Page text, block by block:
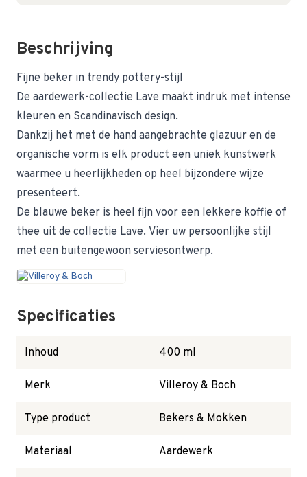
Beschrijving
Fijne beker in trendy pottery-stijl
De aardewerk-collectie Lave maakt indruk met intense
kleuren en Scandinavisch design.
Dankzij het met de hand aangebrachte glazuur en de
organische vorm is elk product een uniek kunstwerk
waarmee u heerlijkheden op heel bijzondere wijze
presenteert.
De blauwe beker is heel fijn voor een lekkere koffie of
thee uit de collectie Lave. Vier uw persoonlijke stijl
met een buitengewoon serviesontwerp.
Specificaties
Inhoud 400 ml
Merk Villeroy & Boch
Type product Bekers & Mokken
Materiaal Aardewerk